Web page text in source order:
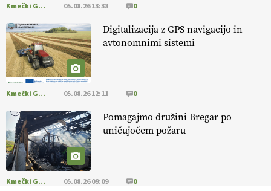
EKOloško = logično: ekološko oljarstvo
MORGAN
EKOloško = logično: ekološka kmetija
FREŠER
KMETIJSKA LIGA PRVAKOV: POMLADITEV
KMETIJSKE EKIPE
KMETIJSKA LIGA PRVAKOV: UKRAJINA vs.
EVROPA
Kmečki Glas 05.08.26 13:38 0
Digitalizacija z GPS navigacijo in
avtonomnimi sistemi
Kmečki Glas 05.08.26 12:11 0
Pomagajmo družini Bregar po
uničujočem požaru
Kmečki Glas 05.08.26 09:09 0